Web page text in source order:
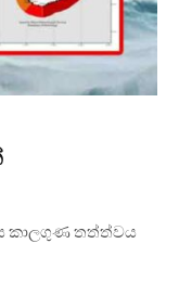
කාලගුණ තත්ත්වය